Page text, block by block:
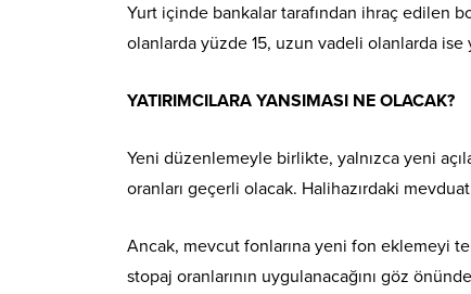
Yurt içinde bankalar tarafından ihraç edilen
olanlarda yüzde 15, uzun vadeli olanlarda
YATIRIMCILARA YANSIMASI NE OLACAK?
Yeni düzenlemeyle birlikte, yalnızca yeni
oranları geçerli olacak. Halihazırdaki
Ancak, mevcut fonlarına yeni fon eklemeyi
stopaj oranlarının uygulanacağını göz